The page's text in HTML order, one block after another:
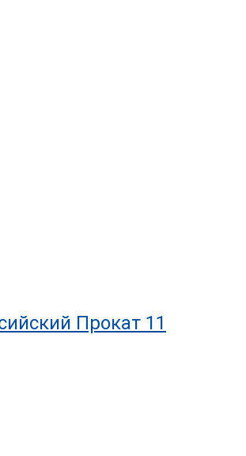
Прокат 11